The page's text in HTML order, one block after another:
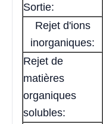
Sortie:
Rejet d'ions
inorganiques:
Rejet de
matières
organiques
solubles: